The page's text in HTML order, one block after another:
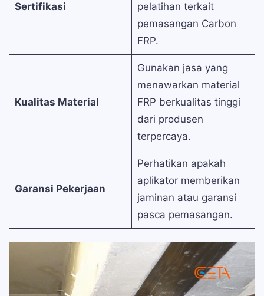
Sertifikasi
pelatihan terkait
pemasangan Carbon
FRP.
Kualitas Material
Gunakan jasa yang
menawarkan material
FRP berkualitas tinggi
dari produsen
terpercaya.
Garansi Pekerjaan
Perhatikan apakah
aplikator memberikan
jaminan atau garansi
pasca pemasangan.